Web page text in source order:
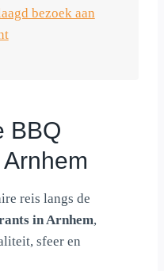
bezoek aan
BBQ
reis langs de
in Arnhem,
sfeer en